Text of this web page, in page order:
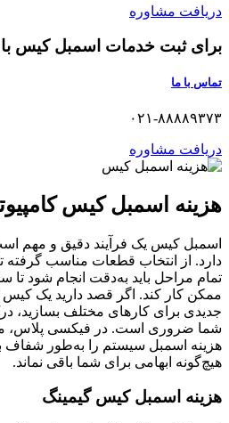
دریافت مشاوره
برای ثبت خدمات اسمبل کیس با
تماس با ما
۰۲۱-۸۸۸۸۹۳۷۳
دریافت مشاوره
هزینه اسمبل کیس
اسمبل کیس یک فرآیند دقیق و مهم
دارد. از انتخاب قطعات مناسب گرفته
تمام مراحل باید به‌دقت انجام شود
ممکن کار کند. اگر قصد دارید یک کیس
جدیدی برای کارهای مختلف بسازید،
شما ضروری است. در فیکسی پلاس،
هزینه اسمبل سیستم را به‌طور شفاف
هیچ‌گونه ابهامی برای شما باقی نماند.
هزینه اسمبل کیس گیمینگ